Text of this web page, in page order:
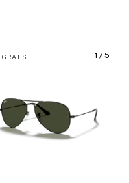
1 / 5
GRATIS